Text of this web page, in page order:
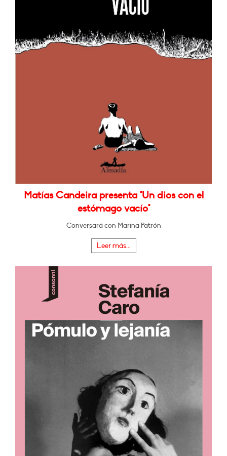
Matías Candeira presenta "Un dios con el
estómago vacío"
Conversará con Marina Patrón
Leer más...